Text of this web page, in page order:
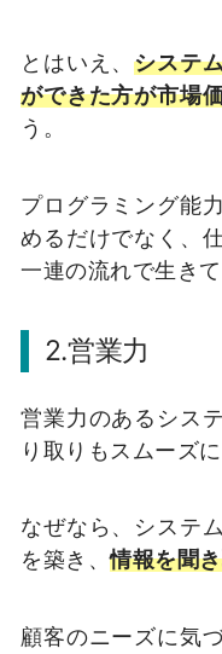
とはいえ、システ
ができた方が市場
う。
プログラミング能
めるだけでなく、
一連の流れで生き
2.営業力
営業力のあるシス
り取りもスムーズ
なぜなら、システ
を築き、情報を聞
顧客のニーズに気